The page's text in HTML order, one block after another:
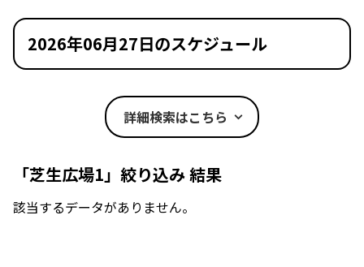
2026年06月27日のスケジュール
詳細検索はこちら
「芝生広場1」絞り込み 結果
該当するデータがありません。